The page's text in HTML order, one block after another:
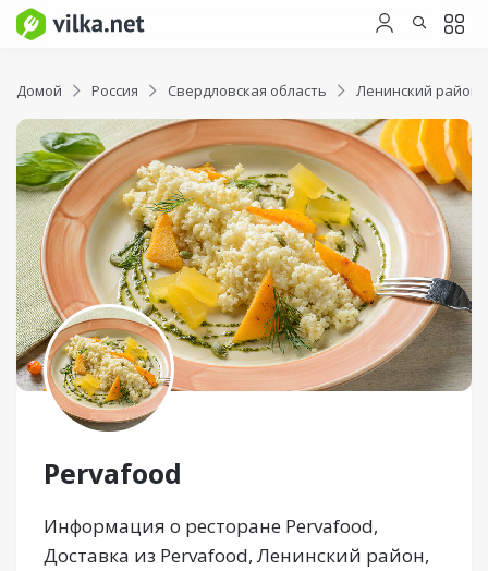
Домой Россия Свердловская область Ленинский район
Pervafood
Информация о ресторане Pervafood,
Доставка из Pervafood, Ленинский район,